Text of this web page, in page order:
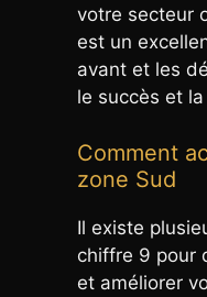
votre secteur
est un
avant et les
le succès et
Comment
zone Sud
Il existe
chiffre 9 pour
et améliorer